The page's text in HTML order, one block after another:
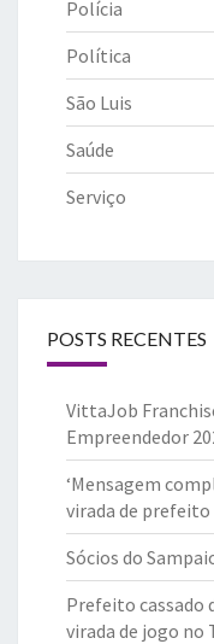
Polícia
Política
São Luis
Saúde
Serviço
POSTS RECENTES
VittaJob
Empreendedor
‘Mensagem
virada de prefeito
Sócios do
Prefeito cassado
virada de jogo no